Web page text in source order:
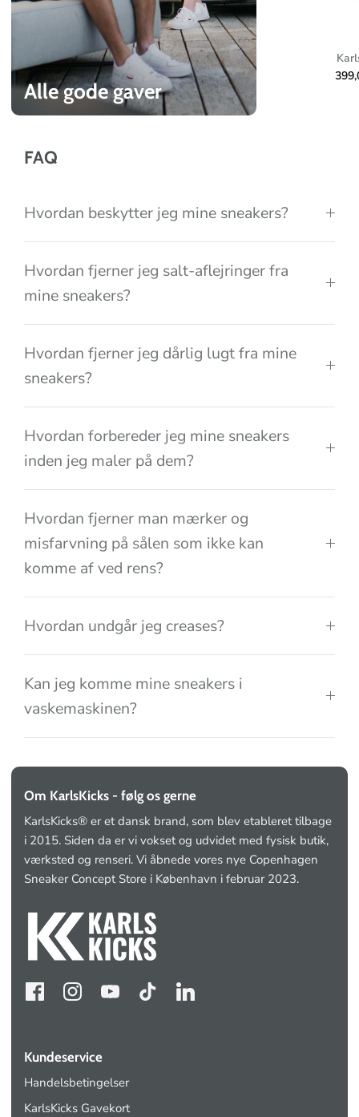
l
c
i
Alle gode gaver
FAQ
Hvordan beskytter jeg mine sneakers?
Hvordan fjerner jeg salt-aflejringer fra
mine sneakers?
Hvordan fjerner jeg dårlig lugt fra mine
sneakers?
Hvordan forbereder jeg mine sneakers
inden jeg maler på dem?
Hvordan fjerner man mærker og
misfarvning på sålen som ikke kan
komme af ved rens?
Hvordan undgår jeg creases?
Kan jeg komme mine sneakers i
vaskemaskinen?
Om KarlsKicks - følg os gerne
KarlsKicks® er et dansk brand, som blev etableret tilbage
i 2015. Siden da er vi vokset og udvidet med fysisk butik,
værksted og renseri. Vi åbnede vores nye Copenhagen
Sneaker Concept Store i København i februar 2023.
Kundeservice
Handelsbetingelser
KarlsKicks Gavekort